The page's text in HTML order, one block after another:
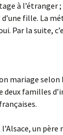
à l’étranger
d’une fille. La
Par la suite,
mariage
deux familles
un